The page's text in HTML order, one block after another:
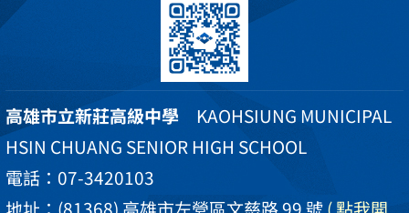
高雄市立新莊高級中學 KAOHSIUNG MUNICIPAL
HSIN CHUANG SENIOR HIGH SCHOOL
電話：07-3420103